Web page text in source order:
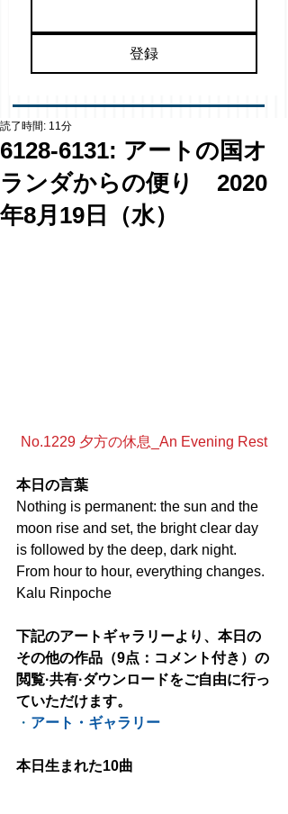
登録
6128-6131: アートの国オ
ランダからの便り 2020
年8月19日（水）
読了時間: 11分
No.1229 夕方の休息_An Evening Rest
本日の言葉
Nothing is permanent: the sun and the
moon rise and set, the bright clear day
is followed by the deep, dark night.
From hour to hour, everything changes.
Kalu Rinpoche
下記のアートギャラリーより、本日の
その他の作品（9点：コメント付き）の
閲覧·共有·ダウンロードをご自由に行っ
ていただけます。
・ アート・ギャラリー
本日生まれた10曲